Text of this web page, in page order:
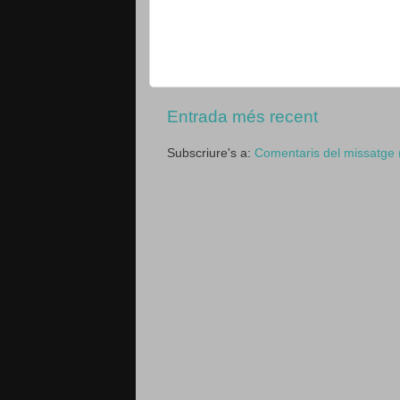
Entrada més recent
Subscriure's a: Comentaris del missatge